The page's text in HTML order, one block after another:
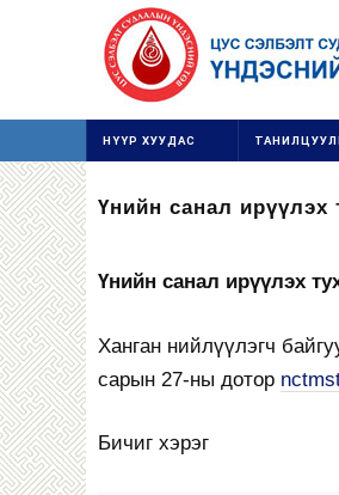
НҮҮР ХУУДАС
Үнийн санал ирүүлэх
Үнийн санал ирүүлэх
Ханган нийлүүлэгч
сарын 27-ны дотор
Бичиг хэрэг